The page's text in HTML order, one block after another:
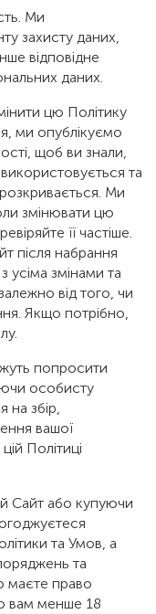
Ми
захисту даних,
відповідне
даних.
цю Політику
ми опублікуємо
щоб ви знали,
та
Ми
змінювати цю
її частіше.
після набрання
усіма змінами та
від того, чи
Якщо потрібно,
попросити
особисту
на збір,
вашої
Політиці
Сайт або купуючи
та Умов, а
та
маєте право
вам менше 18